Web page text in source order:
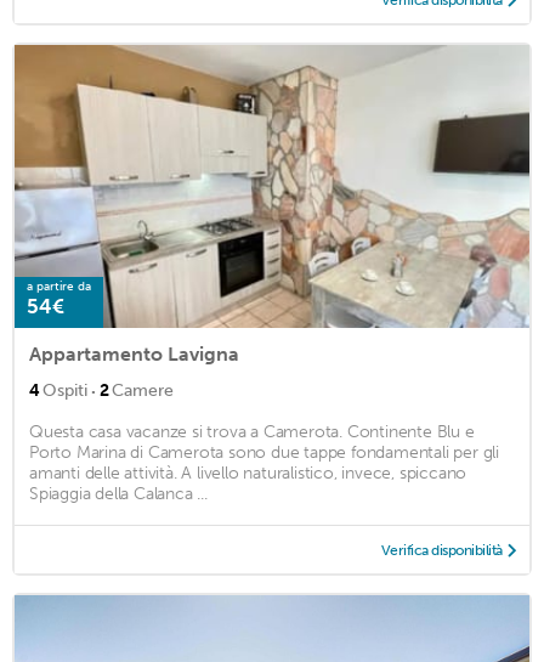
a partire da
54€
Appartamento Lavigna
4Ospiti · 2Camere
Questa casa vacanze si trova a Camerota. Continente Blu e
Porto Marina di Camerota sono due tappe fondamentali per gli
amanti delle attività. A livello naturalistico, invece, spiccano
Spiaggia della Calanca ...
Verifica disponibilità